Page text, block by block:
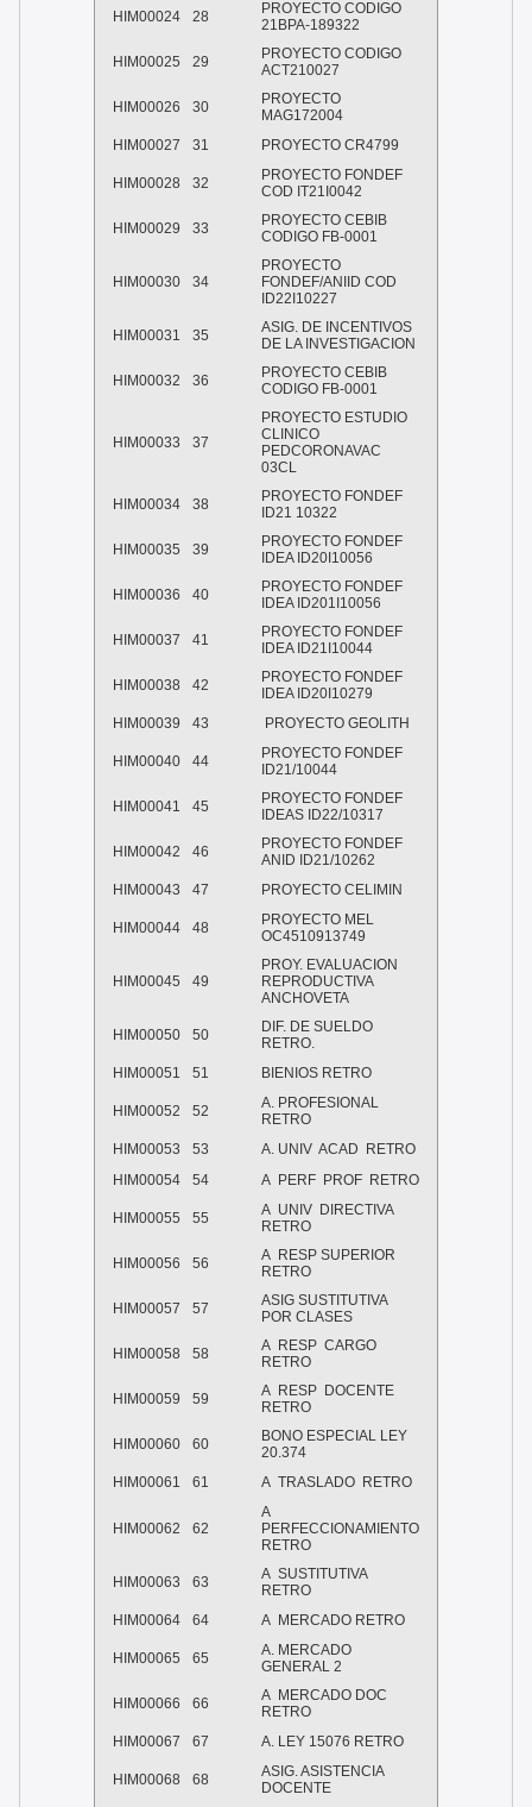
HIM00024 28
PROYECTO CODIGO
21BPA-189322
HIM00025 29
PROYECTO CODIGO
ACT210027
HIM00026 30
PROYECTO
MAG172004
HIM00027
31 PROYECTO CR4799
HIM00028 32
PROYECTO FONDEF
COD IT21I0042
HIM00029 33
PROYECTO CEBIB
CODIGO FB-0001
HIM00030 34
PROYECTO
FONDEF/ANIID COD
ID22I10227
HIM00031 35
ASIG. DE INCENTIVOS
DE LA INVESTIGACION
HIM00032 36
PROYECTO CEBIB
CODIGO FB-0001
HIM00033 37
PROYECTO ESTUDIO
CLINICO
PEDCORONAVAC
03CL
HIM00034 38
PROYECTO FONDEF
ID21 10322
HIM00035 39
PROYECTO FONDEF
IDEA ID20I10056
HIM00036 40
PROYECTO FONDEF
IDEA ID201I10056
HIM00037 41
PROYECTO FONDEF
IDEA ID21I10044
HIM00038 42
PROYECTO FONDEF
IDEA ID20I10279
HIM00039
43 PROYECTO GEOLITH
HIM00040 44
PROYECTO FONDEF
ID21/10044
HIM00041 45
PROYECTO FONDEF
IDEAS ID22/10317
HIM00042 46
PROYECTO FONDEF
ANID ID21/10262
HIM00043
47 PROYECTO CELIMIN
HIM00044 48
PROYECTO MEL
OC4510913749
HIM00045 49
PROY. EVALUACION
REPRODUCTIVA
ANCHOVETA
HIM00050 50
DIF. DE SUELDO
RETRO.
HIM00051
51 BIENIOS RETRO
HIM00052 52
A. PROFESIONAL
RETRO
HIM00053
53
A. UNIV ACAD RETRO
HIM00054
54 A PERF PROF RETRO
HIM00055 55
A UNIV DIRECTIVA
RETRO
HIM00056 56
A RESP SUPERIOR
RETRO
HIM00057 57
ASIG SUSTITUTIVA
POR CLASES
HIM00058 58
A RESP CARGO
RETRO
HIM00059 59
A RESP DOCENTE
RETRO
HIM00060 60
BONO ESPECIAL LEY
20.374
HIM00061
61 A TRASLADO RETRO
HIM00062 62
A
PERFECCIONAMIENTO
RETRO
HIM00063 63
A SUSTITUTIVA
RETRO
HIM00064
64 A MERCADO RETRO
HIM00065 65
A. MERCADO
GENERAL 2
HIM00066 66
A MERCADO DOC
RETRO
HIM00067
67 A. LEY 15076 RETRO
HIM00068 68
ASIG. ASISTENCIA
DOCENTE